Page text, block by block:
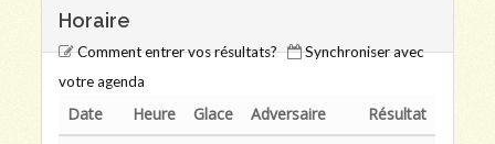
Horaire
Comment entrer vos résultats?
Synchroniser avec
votre agenda
Date Heure Glace Adversaire Résultat